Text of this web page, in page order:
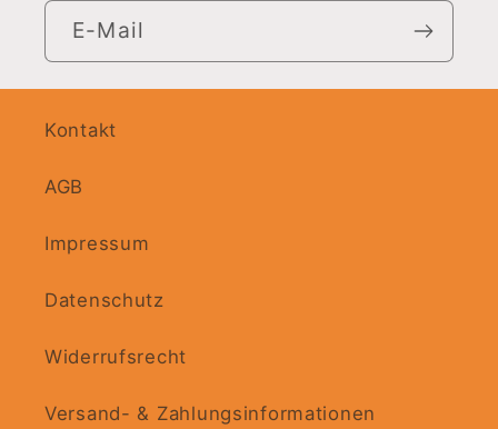
E-Mail
Kontakt
AGB
Impressum
Datenschutz
Widerrufsrecht
Versand- & Zahlungsinformationen